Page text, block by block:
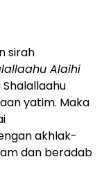
sirah
Alaihi
yatim. Maka
akhlak-
dan beradab